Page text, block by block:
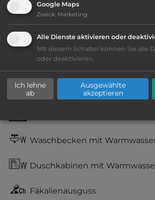
Lage: schön
Geräuschkulisse: überwiegend
Stromanschluss
Waschbecken mit
Duschkabinen mit
Fäkalienausguss
Google Maps
Zweck: Marketing
Alle Dienste aktivieren oder
Mit diesem Schalter können Sie alle
oder deaktivieren.
Ich lehne
ab
Ausgewählte
akzeptieren